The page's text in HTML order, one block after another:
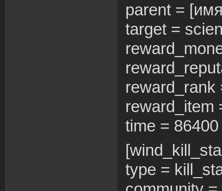
parent =
target =
reward_rank
reward_item
time = 86400
type =